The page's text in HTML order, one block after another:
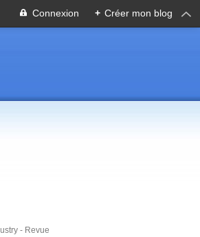
Connexion + Créer mon blog
- Revue